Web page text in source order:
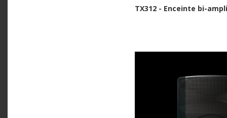
TX312 - Enceinte bi-